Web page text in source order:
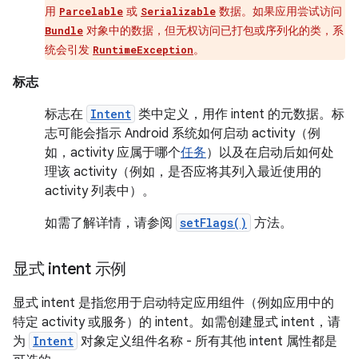
用 Parcelable 或 Serializable 数据。如果应用尝试访问
Bundle 对象中的数据，但无权访问已打包或序列化的类，系
统会引发 RuntimeException。
标志
标志在 Intent 类中定义，用作 intent 的元数据。标
志可能会指示 Android 系统如何启动 activity（例
如，activity 应属于哪个任务）以及在启动后如何处
理该 activity（例如，是否应将其列入最近使用的
activity 列表中）。
如需了解详情，请参阅 setFlags() 方法。
显式 intent 示例
显式 intent 是指您用于启动特定应用组件（例如应用中的
特定 activity 或服务）的 intent。如需创建显式 intent，请
为 Intent 对象定义组件名称 - 所有其他 intent 属性都是